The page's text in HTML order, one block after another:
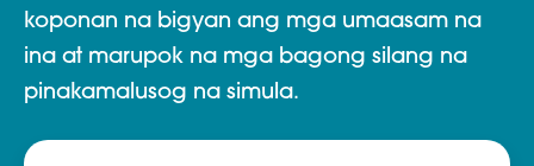
koponan na bigyan ang mga umaasam na
ina at marupok na mga bagong silang na
pinakamalusog na simula.